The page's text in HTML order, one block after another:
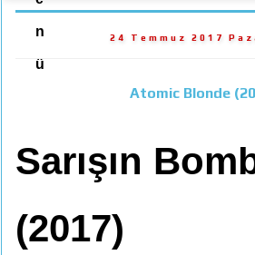
n
ü
24 Temmuz 2017
Atomic Blonde
Sarışın
(2017)